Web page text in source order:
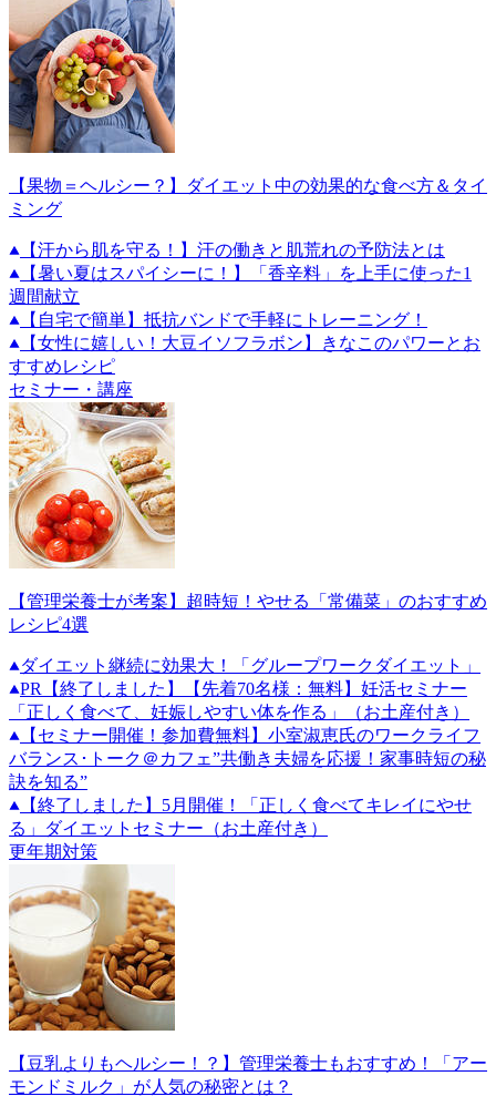
【果物＝ヘルシー？】ダイエット中の効果的な食べ方＆タイ
ミング
【汗から肌を守る！】汗の働きと肌荒れの予防法とは
【暑い夏はスパイシーに！】「香辛料」を上手に使った1
週間献立
【自宅で簡単】抵抗バンドで手軽にトレーニング！
【女性に嬉しい！大豆イソフラボン】きなこのパワーとお
すすめレシピ
セミナー・講座
【管理栄養士が考案】超時短！やせる「常備菜」のおすすめ
レシピ4選
ダイエット継続に効果大！「グループワークダイエット」
PR
【終了しました】【先着70名様：無料】妊活セミナー
「正しく食べて、妊娠しやすい体を作る」（お土産付き）
【セミナー開催！参加費無料】小室淑恵氏のワークライフ
バランス･トーク＠カフェ”共働き夫婦を応援！家事時短の秘
訣を知る”
【終了しました】5月開催！「正しく食べてキレイにやせ
る」ダイエットセミナー（お土産付き）
更年期対策
【豆乳よりもヘルシー！？】管理栄養士もおすすめ！「アー
モンドミルク」が人気の秘密とは？